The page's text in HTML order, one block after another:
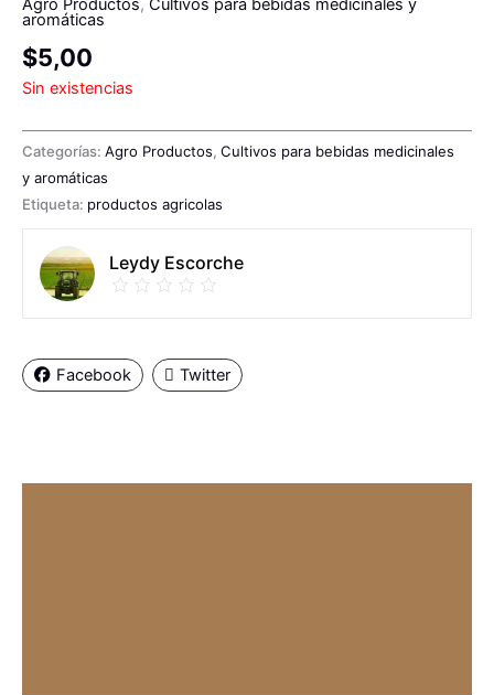
Agro Productos, Cultivos para bebidas medicinales y
aromáticas
$5,00
Sin existencias
Categorías: Agro Productos, Cultivos para bebidas medicinales
y aromáticas
Etiqueta: productos agricolas
Leydy Escorche
Facebook Twitter